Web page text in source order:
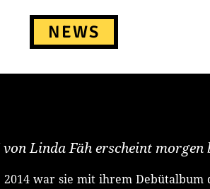
NEWS
Linda Fäh erscheint morgen
2014 war sie mit ihrem Debütalbum